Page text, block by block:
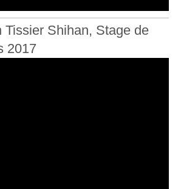
Tissier Shihan, Stage de
2017